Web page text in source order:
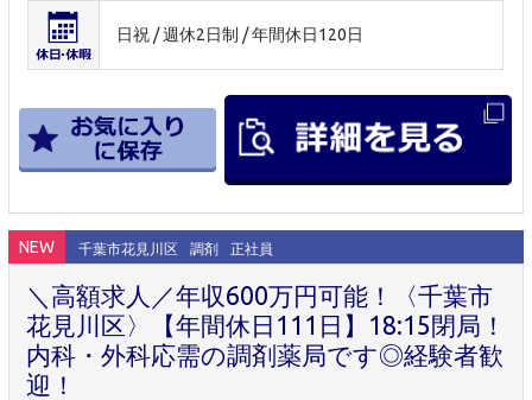
日祝 / 週休2日制 / 年間休日120日
NEW 千葉市花見川区 調剤 正社員
＼高額求人／年収600万円可能！〈千葉市
花見川区〉【年間休日111日】18:15閉局！
内科・外科応需の調剤薬局です◎経験者歓
迎！